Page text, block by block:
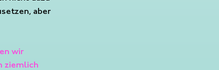
aber
wir
ziemlich